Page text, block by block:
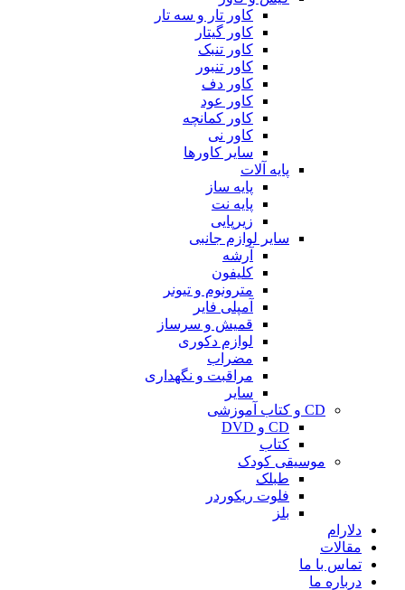
کاور تار و سه تار
کاور گیتار
کاور تنبک
کاور تنبور
کاور دف
کاور عود
کاور کمانچه
کاور نی
سایر کاورها
پایه آلات
پایه ساز
پایه نت
زیرپایی
سایر لوازم جانبی
آرشه
کلیفون
مترونوم و تیونر
آمپلی فایر
قمیش و سرساز
لوازم دکوری
مضراب
مراقبت و نگهداری
سایر
CD و کتاب آموزشی
CD و DVD
کتاب
موسیقی کودک
طبلک
فلوت ریکوردر
بلز
دلارام
مقالات
تماس با ما
درباره ما